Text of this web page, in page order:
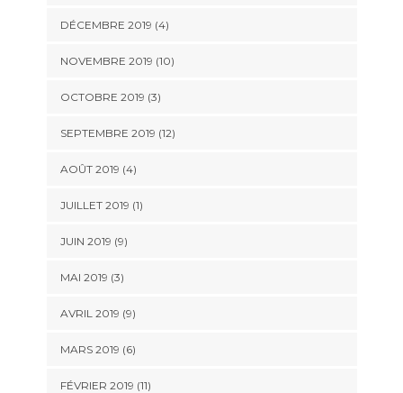
DÉCEMBRE 2019 (4)
NOVEMBRE 2019 (10)
OCTOBRE 2019 (3)
SEPTEMBRE 2019 (12)
AOÛT 2019 (4)
JUILLET 2019 (1)
JUIN 2019 (9)
MAI 2019 (3)
AVRIL 2019 (9)
MARS 2019 (6)
FÉVRIER 2019 (11)